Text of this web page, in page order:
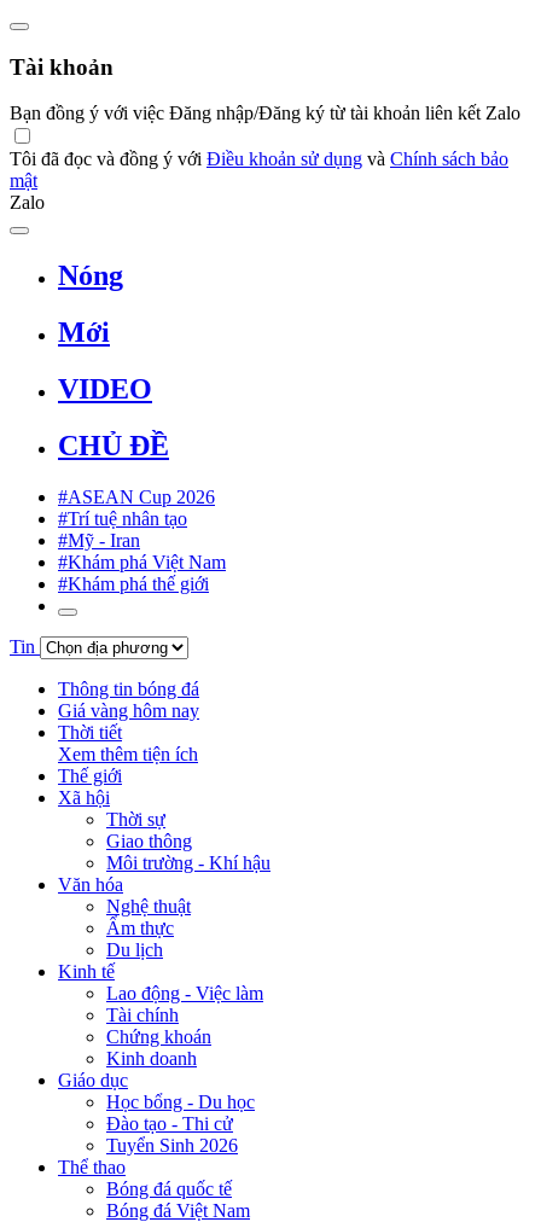
Tài khoản
Bạn đồng ý với việc Đăng nhập/Đăng ký từ tài khoản liên kết Zalo
Tôi đã đọc và đồng ý với Điều khoản sử dụng và Chính sách bảo
mật
Zalo
Nóng
Mới
VIDEO
CHỦ ĐỀ
#ASEAN Cup 2026
#Trí tuệ nhân tạo
#Mỹ - Iran
#Khám phá Việt Nam
#Khám phá thế giới
Tin
Thông tin bóng đá
Giá vàng hôm nay
Thời tiết
Xem thêm tiện ích
Thế giới
Xã hội
Thời sự
Giao thông
Môi trường - Khí hậu
Văn hóa
Nghệ thuật
Ẩm thực
Du lịch
Kinh tế
Lao động - Việc làm
Tài chính
Chứng khoán
Kinh doanh
Giáo dục
Học bổng - Du học
Đào tạo - Thi cử
Tuyển Sinh 2026
Thể thao
Bóng đá quốc tế
Bóng đá Việt Nam